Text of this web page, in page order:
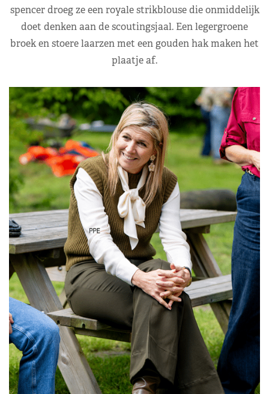
spencer droeg ze een royale strikblouse die onmiddelijk
doet denken aan de scoutingsjaal. Een legergroene
broek en stoere laarzen met een gouden hak maken het
plaatje af.